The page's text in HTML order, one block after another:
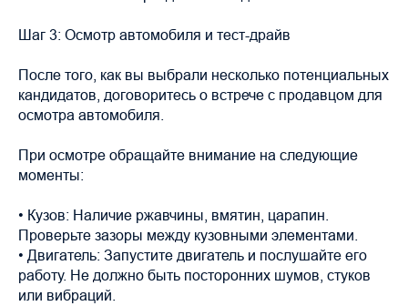
Шаг 3: Осмотр автомобиля и тест-драйв
После того, как вы выбрали несколько потенциальных
кандидатов, договоритесь о встрече с продавцом для
осмотра автомобиля.
При осмотре обращайте внимание на следующие
моменты:
• Кузов: Наличие ржавчины, вмятин, царапин.
Проверьте зазоры между кузовными элементами.
• Двигатель: Запустите двигатель и послушайте его
работу. Не должно быть посторонних шумов, стуков
или вибраций.